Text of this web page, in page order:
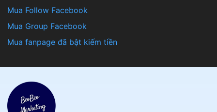
Mua Follow Facebook
Mua Group Facebook
Mua fanpage đã bật kiếm tiền